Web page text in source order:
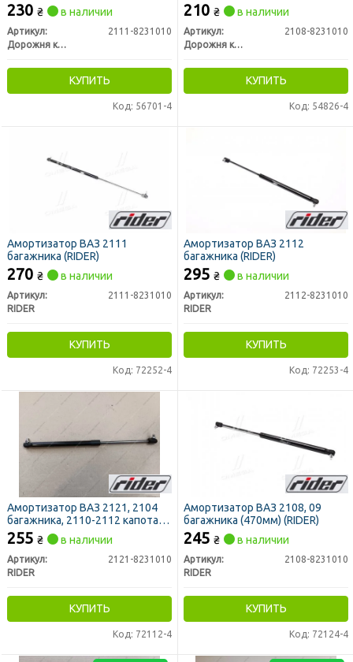
230 ₴ в наличии
Артикул:
2111-8231010
Дорожня карта
КУПИТЬ
Код: 56701-4
210 ₴ в наличии
Артикул:
2108-8231010
Дорожня карта
КУПИТЬ
Код: 54826-4
Амортизатор ВАЗ 2111
багажника (RIDER)
270 ₴ в наличии
Артикул:
2111-8231010
RIDER
КУПИТЬ
Код: 72252-4
Амортизатор ВАЗ 2112
багажника (RIDER)
295 ₴ в наличии
Артикул:
2112-8231010
RIDER
КУПИТЬ
Код: 72253-4
Амортизатор ВАЗ 2121, 2104
багажника, 2110-2112 капота
(470мм) (RIDER)
255 ₴ в наличии
Артикул:
2121-8231010
RIDER
КУПИТЬ
Код: 72112-4
Амортизатор ВАЗ 2108, 09
багажника (470мм) (RIDER)
245 ₴ в наличии
Артикул:
2108-8231010
RIDER
КУПИТЬ
Код: 72124-4